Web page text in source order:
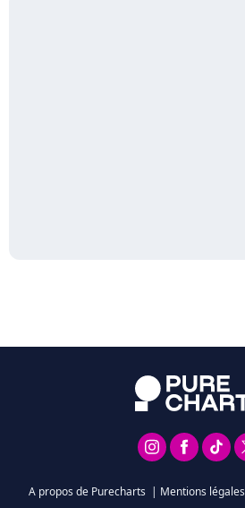
A propos de Purecharts | Mentions légales